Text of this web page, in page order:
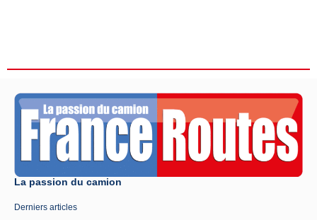
La passion du camion
Derniers articles